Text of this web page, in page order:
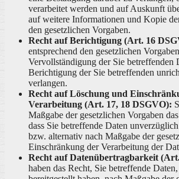
verarbeitet werden und auf Auskunft
auf weitere Informationen und Kopie
den gesetzlichen Vorgaben.
Recht auf Berichtigung (Art. 16
entsprechend den gesetzlichen
Vervollständigung der Sie betreffenden
Berichtigung der Sie betreffenden
verlangen.
Recht auf Löschung und
Verarbeitung (Art. 17, 18 DSGVO):
Maßgabe der gesetzlichen Vorgaben
dass Sie betreffende Daten
bzw. alternativ nach Maßgabe der
Einschränkung der Verarbeitung der
Recht auf Datenübertragbarkeit
haben das Recht, Sie betreffende